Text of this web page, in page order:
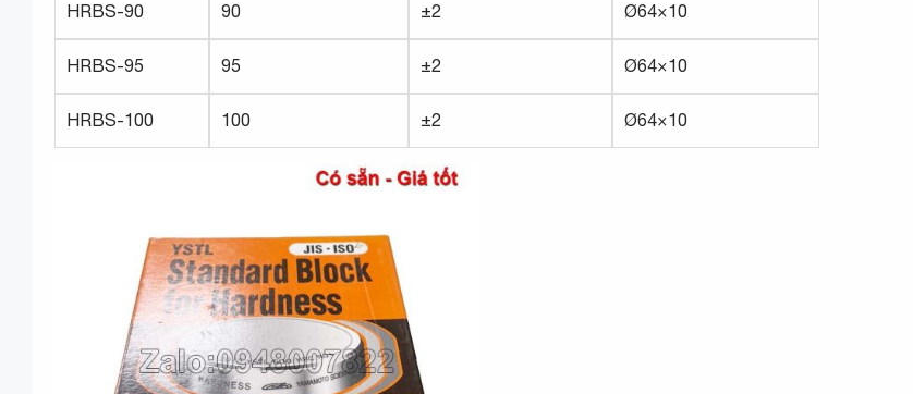
HRBS-90 90 ±2 Ø64×10
HRBS-95 95 ±2 Ø64×10
HRBS-100 100 ±2 Ø64×10